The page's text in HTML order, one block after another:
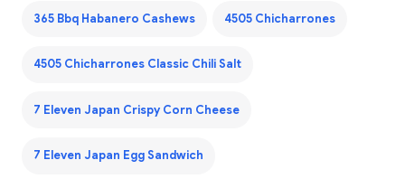
365 Bbq Habanero Cashews 4505 Chicharrones
4505 Chicharrones Classic Chili Salt
7 Eleven Japan Crispy Corn Cheese
7 Eleven Japan Egg Sandwich